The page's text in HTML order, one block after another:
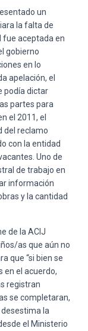
un
la falta de
fue aceptada en
gobierno
en lo
apelación, el
podía dictar
partes para
el 2011, el
del reclamo
con la entidad
Uno de
de trabajo en
información
y la cantidad
de la ACIJ
as que aún no
que “si bien se
en el acuerdo,
registran
se completaran,
la
el Ministerio